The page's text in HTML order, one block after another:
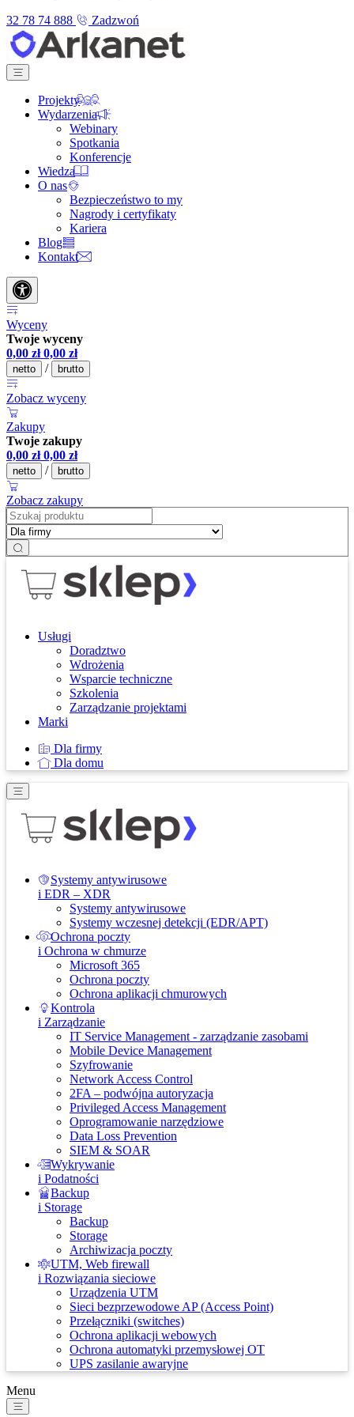
32 78 74 888
Zadzwoń
Projekty
Wydarzenia
Webinary
Spotkania
Konferencje
Wiedza
O nas
Bezpieczeństwo to my
Nagrody i certyfikaty
Kariera
Blog
Kontakt
Wyceny
Twoje wyceny
0,00 zł 0,00 zł
netto / brutto
Zobacz wyceny
Zakupy
Twoje zakupy
0,00 zł 0,00 zł
netto / brutto
Zobacz zakupy
Usługi
Doradztwo
Wdrożenia
Wsparcie techniczne
Szkolenia
Zarządzanie projektami
Marki
Dla firmy
Dla domu
Systemy antywirusowe
i EDR – XDR
Systemy antywirusowe
Systemy wczesnej detekcji (EDR/APT)
Ochrona poczty
i Ochrona w chmurze
Microsoft 365
Ochrona poczty
Ochrona aplikacji chmurowych
Kontrola
i Zarządzanie
IT Service Management - zarządzanie zasobami
Mobile Device Management
Szyfrowanie
Network Access Control
2FA – podwójna autoryzacja
Privileged Access Management
Oprogramowanie narzędziowe
Data Loss Prevention
SIEM & SOAR
Wykrywanie
i Podatności
Backup
i Storage
Backup
Storage
Archiwizacja poczty
UTM, Web firewall
i Rozwiązania sieciowe
Urządzenia UTM
Sieci bezprzewodowe AP (Access Point)
Przełączniki (switches)
Ochrona aplikacji webowych
Ochrona automatyki przemysłowej OT
UPS zasilanie awaryjne
Menu